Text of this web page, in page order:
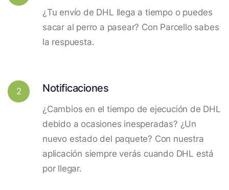
¿Tu envío de DHL llega a tiempo o puedes
sacar al perro a pasear? Con Parcello sabes
la respuesta.
2 Notificaciones
¿Cambios en el tiempo de ejecución de DHL
debido a ocasiones inesperadas? ¿Un
nuevo estado del paquete? Con nuestra
aplicación siempre verás cuando DHL está
por llegar.